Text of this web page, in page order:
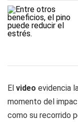
El video evidencia
momento del
como su recorrido